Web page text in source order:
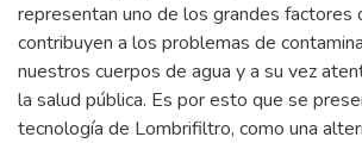
representan uno de los grandes factores
contribuyen a los problemas de
nuestros cuerpos de agua y a su vez
la salud pública. Es por esto que se
tecnología de Lombrifiltro, como una